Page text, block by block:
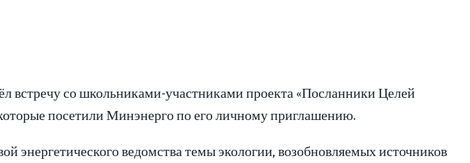
встречу со школьниками-участниками проекта «Посланники Целей
посетили Минэнерго по его личному приглашению.
энергетического ведомства темы экологии, возобновляемых источников